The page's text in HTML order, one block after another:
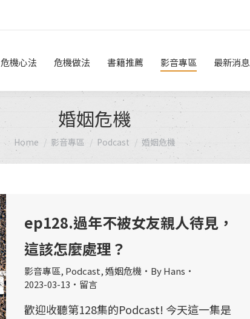
危機心法 危機做法 書籍推薦 影音專區 最新消息
婚姻危機
You are here:
Home 影音專區 Podcast 婚姻危機
ep128.過年不被女友親人待見，
這該怎麼處理？
影音專區, Podcast,婚姻危機 ByHans
2023-03-13
留言
歡迎收聽第128集的Podcast! 今天這一集是